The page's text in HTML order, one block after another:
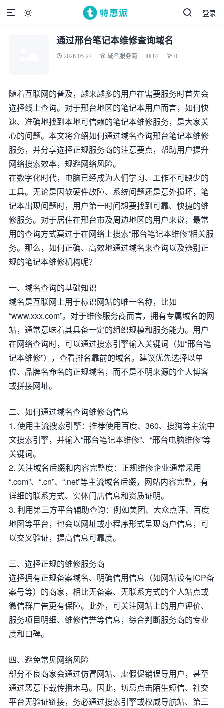
登录

通过邢台笔记本维修查询域名
2026-05-27 域名服务商 87 0
随着互联网的普及，越来越多的用户在需要服务时首先会
选择线上查询。对于邢台地区的笔记本用户而言，如何快
速、准确地找到本地可信赖的笔记本维修服务，是大家关
心的问题。本文将介绍如何通过域名查询邢台笔记本维修
服务，并分享选择正规服务商的注意要点，帮助用户提升
网络搜索效率，规避网络风险。
在数字化时代，电脑已经成为人们学习、工作不可缺少的
工具。无论是因软硬件故障、系统问题还是意外损坏，笔
记本出现问题时，用户第一时间想要找到可靠、快捷的维
修服务。对于居住在邢台市及周边地区的用户来说，最常
用的查询方式莫过于在网络上搜索“邢台笔记本维修”相关服
务。那么，如何正确、高效地通过域名来查询以及辨别正
规的笔记本维修机构呢？
一、域名查询的基础知识
域名是互联网上用于标识网站的唯一名称，比如
“www.xxx.com”。对于维修服务商而言，拥有专属域名的网
站，通常意味着其具备一定的组织规模和服务能力。用户
在网络查询时，可以通过搜索引擎输入关键词（如“邢台笔
记本维修”），查看排名靠前的域名。建议优先选择以单
位、品牌名命名的正规域名，而不是不明来源的个人博客
或拼接网址。
二、如何通过域名查询维修商信息
1. 使用主流搜索引擎：推荐使用百度、360、搜狗等主流中
文搜索引擎，并输入“邢台笔记本维修”、“邢台电脑维修”等
关键词。
2. 关注域名后缀和内容完整度：正规维修企业通常采用
“.com”、“.cn”、“.net”等主流域名后缀，网站内容完整，有
详细的联系方式、实体门店信息和资质证明。
3. 利用第三方平台辅助查询：例如美团、大众点评、百度
地图等平台，也会以网址或小程序形式呈现商户信息，可
以交叉验证，提高信息可靠度。
三、选择正规的维修服务商
选择拥有正规备案域名、明确信用信息（如网站设有ICP备
案号等）的商家，相比无备案、无联系方式的个人站点或
微信群广告更有保障。此外，可关注网站上的用户评价、
服务项目明细、维修信誉等信息，综合判断服务商的专业
度和口碑。
四、避免常见网络风险
部分不良商家会通过仿冒网站、虚假促销误导用户，甚至
通过恶意下载传播木马。因此，切忌点击陌生短信、社交
平台无验证链接，务必通过搜索引擎或权威导航站、第三